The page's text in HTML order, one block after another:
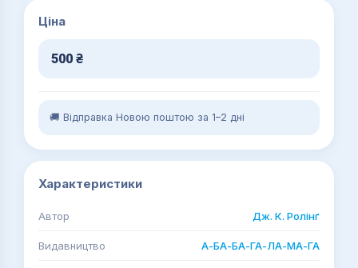
Ціна
500 ₴
🚚 Відправка Новою поштою за 1–2 дні
Характеристики
Автор Дж. К. Ролінґ
Видавництво А-БА-БА-ГА-ЛА-МА-ГА